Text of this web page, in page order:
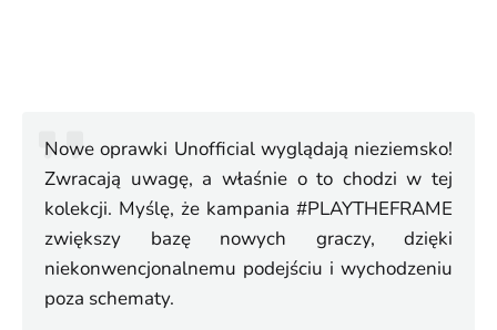
Nowe oprawki Unofficial wyglądają nieziemsko!
Zwracają uwagę, a właśnie o to chodzi w tej
kolekcji. Myślę, że kampania #PLAYTHEFRAME
zwiększy bazę nowych graczy, dzięki
niekonwencjonalnemu podejściu i wychodzeniu
poza schematy.